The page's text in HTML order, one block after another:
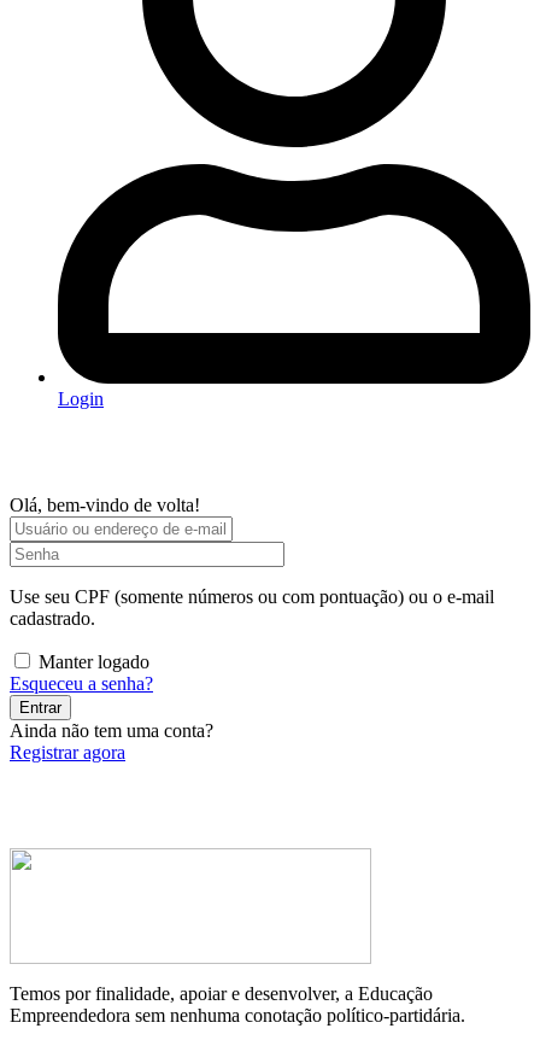
Login
Olá, bem-vindo de volta!
Use seu CPF (somente números ou com pontuação) ou o e-mail
cadastrado.
Manter logado
Esqueceu a senha?
Entrar
Ainda não tem uma conta?
Registrar agora
Temos por finalidade, apoiar e desenvolver, a Educação
Empreendedora sem nenhuma conotação político-partidária.